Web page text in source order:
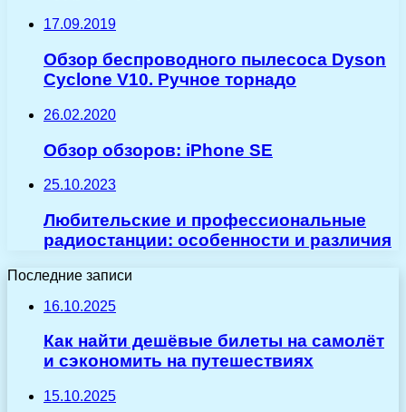
17.09.2019
Обзор беспроводного пылесоса Dyson
Cyclone V10. Ручное торнадо
26.02.2020
Обзор обзоров: iPhone SE
25.10.2023
Любительские и профессиональные
радиостанции: особенности и различия
Последние записи
16.10.2025
Как найти дешёвые билеты на самолёт
и сэкономить на путешествиях
15.10.2025